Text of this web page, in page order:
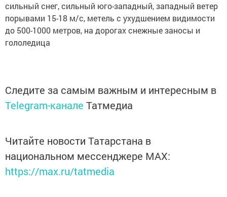
сильный снег, сильный юго-западный, западный ветер
порывами 15-18 м/с, метель с ухудшением видимости
до 500-1000 метров, на дорогах снежные заносы и
гололедица
Следите за самым важным и интересным в
Telegram-канале Татмедиа
Читайте новости Татарстана в
национальном мессенджере MАХ:
https://max.ru/tatmedia